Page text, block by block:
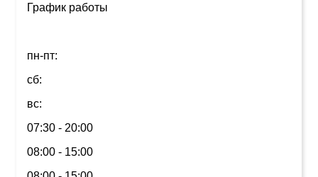
График работы
пн-пт:
сб:
вс:
07:30 - 20:00
08:00 - 15:00